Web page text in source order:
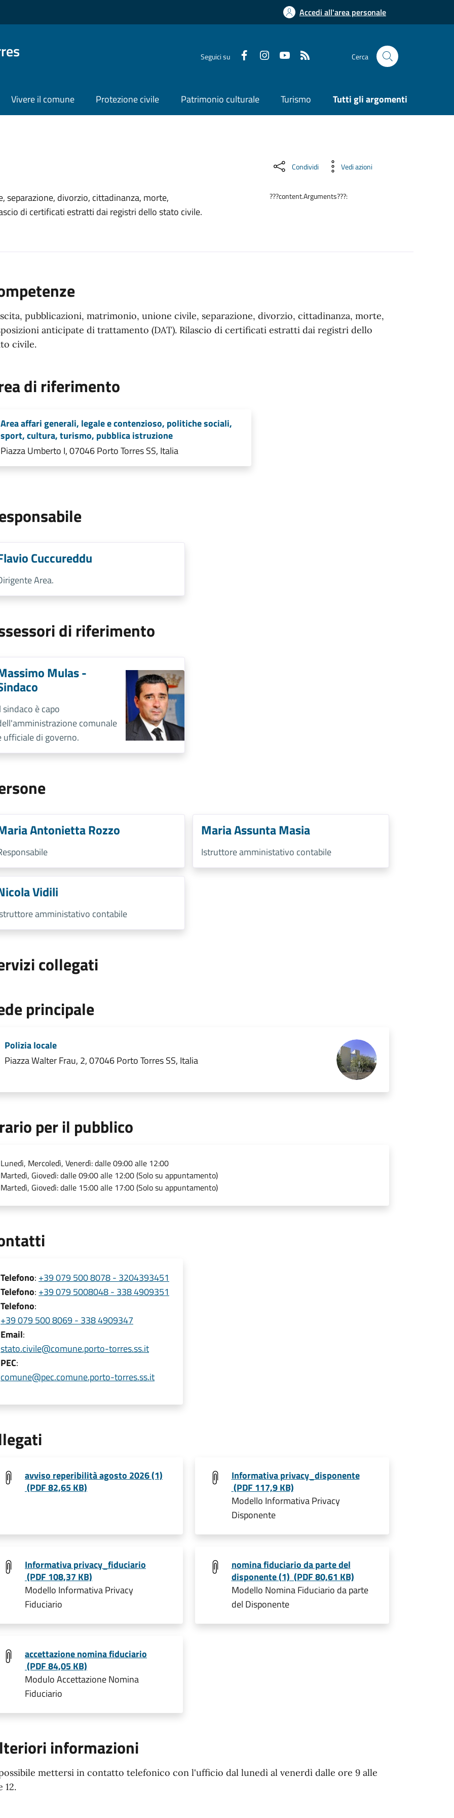
Accedi all'area personale
Seguici su Cerca
Vivere il comune Protezione civile Patrimonio culturale Turismo Tutti gli argomenti
separazione, divorzio, cittadinanza, morte,
di certificati estratti dai registri dello stato civile.
Condividi Vedi azioni
???content.Arguments???:
pubblicazioni, matrimonio, unione civile, separazione, divorzio, cittadinanza, morte,
anticipate di trattamento (DAT). Rilascio di certificati estratti dai registri dello
civile.
di riferimento
Area affari generali, legale e contenzioso, politiche sociali,
sport, cultura, turismo, pubblica istruzione
Piazza Umberto I, 07046 Porto Torres SS, Italia
Cuccureddu
Area.
di riferimento
Mulas -
sindaco è capo
comunale
ufficiale di governo.
Antonietta Rozzo Maria Assunta Masia
Istruttore amministativo contabile
Vidili
amministativo contabile
collegati
principale
Polizia locale
Piazza Walter Frau, 2, 07046 Porto Torres SS, Italia
per il pubblico
Lunedì, Mercoledì, Venerdì: dalle 09:00 alle 12:00
Martedì, Giovedì: dalle 09:00 alle 12:00 (Solo su appuntamento)
Martedì, Giovedì: dalle 15:00 alle 17:00 (Solo su appuntamento)
Telefono: +39 079 500 8078 - 3204393451
Telefono: +39 079 5008048 - 338 4909351
Telefono:
+39 079 500 8069 - 338 4909347
Email:
stato.civile@comune.porto-torres.ss.it
PEC:
comune@pec.comune.porto-torres.ss.it
avviso reperibilità agosto 2026 (1)
(PDF 82,65 KB)
Informativa privacy_disponente
(PDF 117,9 KB)
Modello Informativa Privacy
Disponente
Informativa privacy_fiduciario
(PDF 108,37 KB)
Modello Informativa Privacy
Fiduciario
nomina fiduciario da parte del
disponente (1) (PDF 80,61 KB)
Modello Nomina Fiduciario da parte
del Disponente
accettazione nomina fiduciario
(PDF 84,05 KB)
Modulo Accettazione Nomina
Fiduciario
informazioni
mettersi in contatto telefonico con l'ufficio dal lunedì al venerdì dalle ore 9 alle
12.